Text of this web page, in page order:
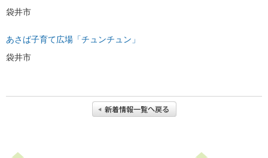
“あいのうた”短歌コンテスト受賞作品
和元年度）
あいのうた短歌講座 第１回②
袋井市
あさば子育て広場「チュンチュン」
袋井市